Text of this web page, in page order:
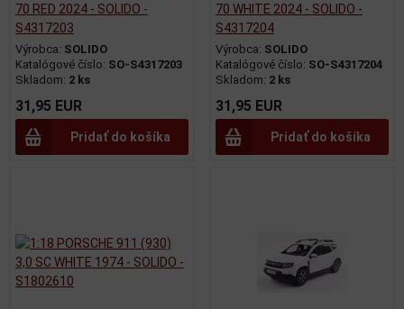
70 RED 2024 - SOLIDO -
S4317203
Výrobca: SOLIDO
Katalógové číslo: SO-S4317203
Skladom: 2 ks
31,95 EUR
Pridať do košíka
70 WHITE 2024 - SOLIDO -
S4317204
Výrobca: SOLIDO
Katalógové číslo: SO-S4317204
Skladom: 2 ks
31,95 EUR
Pridať do košíka